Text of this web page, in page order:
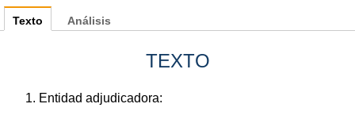
Texto
TEXTO
1. Entidad adjudicadora:
Análisis